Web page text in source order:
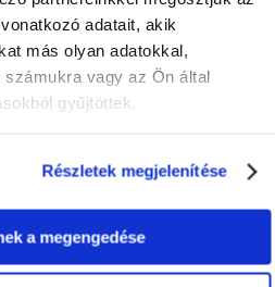
adatait, akik
más olyan adatokkal,
vagy az Ön által
gyűjtöttek.
Részletek megjelenítése
a megengedése